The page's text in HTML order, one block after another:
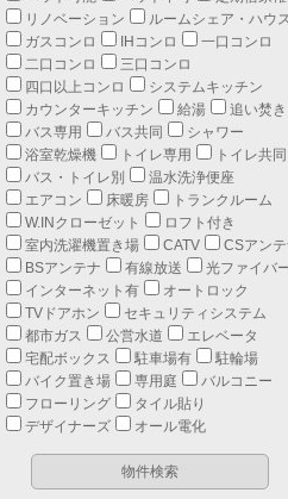
リノベーション
ルームシェア・ハウ
ガスコンロ
IHコンロ
一口コンロ
二口コンロ
三口コンロ
四口以上コンロ
システムキッチン
カウンターキッチン
給湯
追い焚き
バス専用
バス共同
シャワー
浴室乾燥機
トイレ専用
トイレ共同
バス・トイレ別
温水洗浄便座
エアコン
床暖房
トランクルーム
W.INクローゼット
ロフト付き
室内洗濯機置き場
CATV
CSアン
BSアンテナ
有線放送
光ファイバ
インターネット有
オートロック
TVドアホン
セキュリティシステム
都市ガス
公営水道
エレベータ
宅配ボックス
駐車場有
駐輪場
バイク置き場
専用庭
バルコニー
フローリング
タイル貼り
デザイナーズ
オール電化